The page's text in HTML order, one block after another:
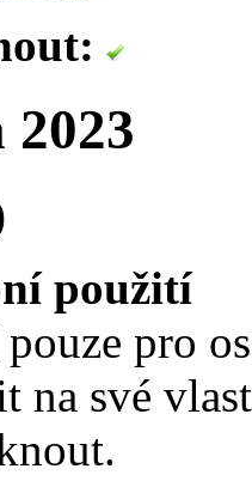
použití
pro
na své